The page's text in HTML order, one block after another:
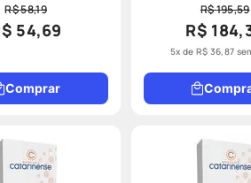
R$ 58,19
54,69
Comprar
R$ 195,59
R$
5x de R$ 36,87